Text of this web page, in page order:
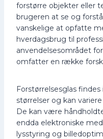
i
s
v
a
r
:
1
,
5
k
r
r
:
1
9
,
8
k
.
.
forstørre objekter eller
brugeren at se og
vanskelige at opfatte
hverdagsbrug til
anvendelsesområdet
omfatter en række
Forstørrelsesglas
størrelser og kan
De kan være
endda elektroniske
lysstyring og